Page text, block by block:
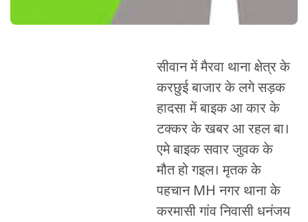
सीवान में मैरवा थाना क्षेत्र के
करछुई बाजार के लगे सड़क
हादसा में बाइक आ कार के
टक्कर के खबर आ रहल बा।
एमे बाइक सवार जुवक के
मौत हो गइल। मृतक के
पहचान MH नगर थाना के
करमासी गांव निवासी धनंजय